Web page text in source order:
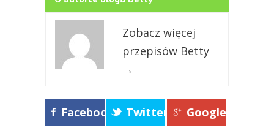
Zobacz więcej
przepisów Betty
→
Facebook Twitter Google+